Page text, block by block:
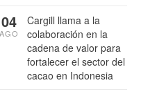
Cargill llama a la
colaboración en la
cadena de valor para
fortalecer el sector del
cacao en Indonesia
04
AGO